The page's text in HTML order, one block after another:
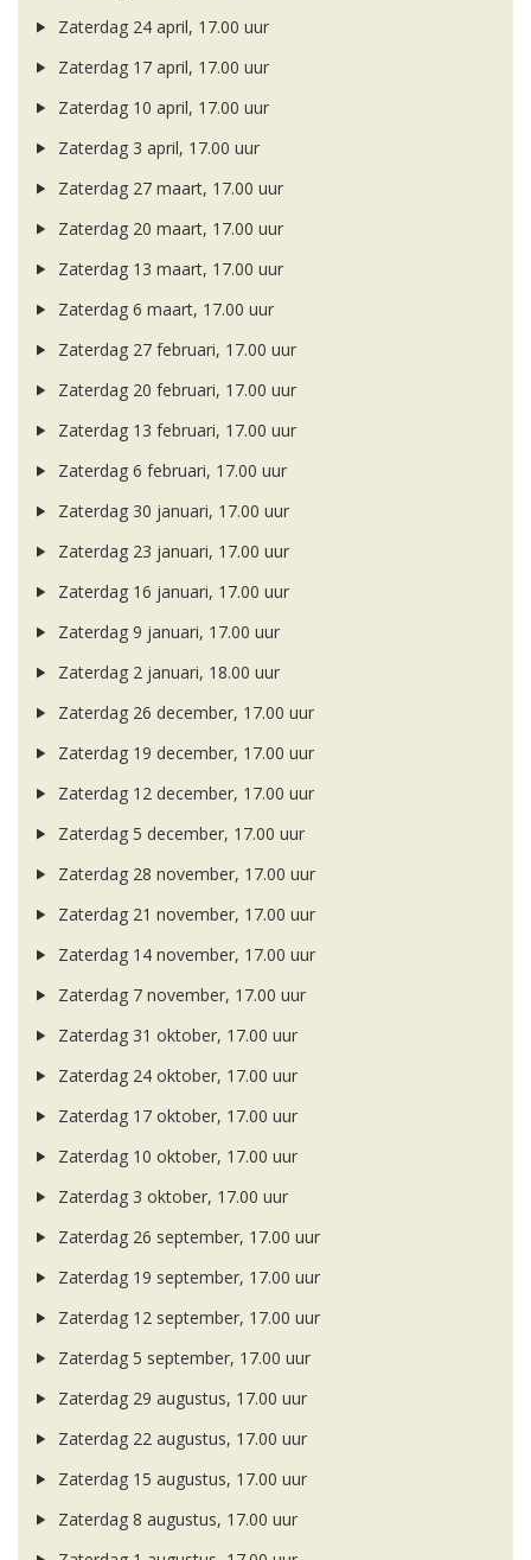
Zaterdag 24 april, 17.00 uur
Zaterdag 17 april, 17.00 uur
Zaterdag 10 april, 17.00 uur
Zaterdag 3 april, 17.00 uur
Zaterdag 27 maart, 17.00 uur
Zaterdag 20 maart, 17.00 uur
Zaterdag 13 maart, 17.00 uur
Zaterdag 6 maart, 17.00 uur
Zaterdag 27 februari, 17.00 uur
Zaterdag 20 februari, 17.00 uur
Zaterdag 13 februari, 17.00 uur
Zaterdag 6 februari, 17.00 uur
Zaterdag 30 januari, 17.00 uur
Zaterdag 23 januari, 17.00 uur
Zaterdag 16 januari, 17.00 uur
Zaterdag 9 januari, 17.00 uur
Zaterdag 2 januari, 18.00 uur
Zaterdag 26 december, 17.00 uur
Zaterdag 19 december, 17.00 uur
Zaterdag 12 december, 17.00 uur
Zaterdag 5 december, 17.00 uur
Zaterdag 28 november, 17.00 uur
Zaterdag 21 november, 17.00 uur
Zaterdag 14 november, 17.00 uur
Zaterdag 7 november, 17.00 uur
Zaterdag 31 oktober, 17.00 uur
Zaterdag 24 oktober, 17.00 uur
Zaterdag 17 oktober, 17.00 uur
Zaterdag 10 oktober, 17.00 uur
Zaterdag 3 oktober, 17.00 uur
Zaterdag 26 september, 17.00 uur
Zaterdag 19 september, 17.00 uur
Zaterdag 12 september, 17.00 uur
Zaterdag 5 september, 17.00 uur
Zaterdag 29 augustus, 17.00 uur
Zaterdag 22 augustus, 17.00 uur
Zaterdag 15 augustus, 17.00 uur
Zaterdag 8 augustus, 17.00 uur